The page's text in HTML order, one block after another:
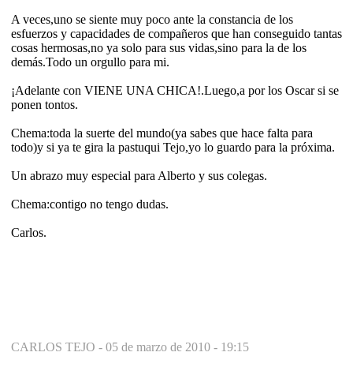
A veces,uno se siente muy poco ante la constancia de los
esfuerzos y capacidades de compañeros que han conseguido tantas
cosas hermosas,no ya solo para sus vidas,sino para la de los
demás.Todo un orgullo para mi.
¡Adelante con VIENE UNA CHICA!.Luego,a por los Oscar si se
ponen tontos.
Chema:toda la suerte del mundo(ya sabes que hace falta para
todo)y si ya te gira la pastuqui Tejo,yo lo guardo para la próxima.
Un abrazo muy especial para Alberto y sus colegas.
Chema:contigo no tengo dudas.
Carlos.
CARLOS TEJO - 05 de marzo de 2010 - 19:15